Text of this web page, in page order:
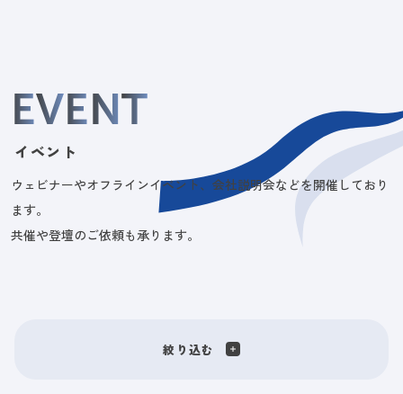
EVENT
イベント
ウェビナーやオフラインイベント、会社説明会などを開催しており
ます。
共催や登壇のご依頼も承ります。
絞り込む